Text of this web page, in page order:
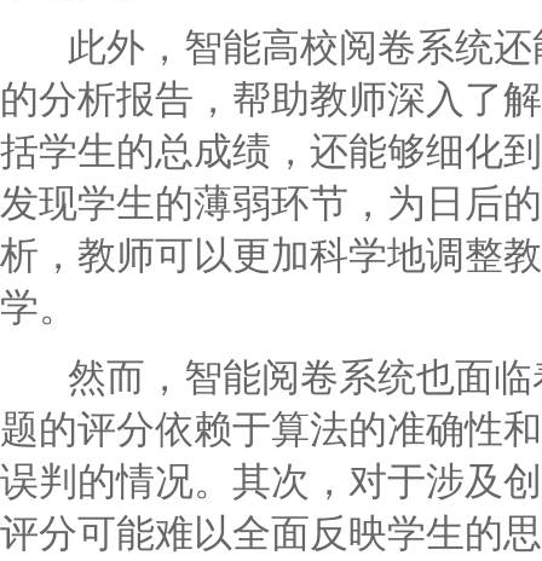
此外，智能高校阅卷系统还
的分析报告，帮助教师深入了
括学生的总成绩，还能够细化
发现学生的薄弱环节，为日后
析，教师可以更加科学地调整
学。
然而，智能阅卷系统也面临
题的评分依赖于算法的准确性
误判的情况。其次，对于涉及
评分可能难以全面反映学生的